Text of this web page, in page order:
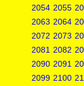
2054 2055
2063 2064
2072 2073
2081 2082
2090 2091
2099 2100